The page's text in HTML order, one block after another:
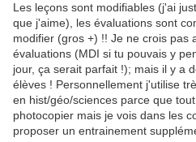
Les leçons sont modifiables (j'ai
que j'aime), les évaluations sont
modifier (gros +) !! Je ne crois pas
évaluations (MDI si tu pouvais y
jour, ça serait parfait !); mais il y a
élèves ! Personnellement j'utilise
en hist/géo/sciences parce que
photocopier mais je vois dans les
proposer un entrainement